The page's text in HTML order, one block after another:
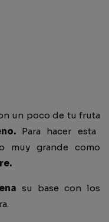
un poco de tu fruta
Para hacer esta
muy grande como
su base con los